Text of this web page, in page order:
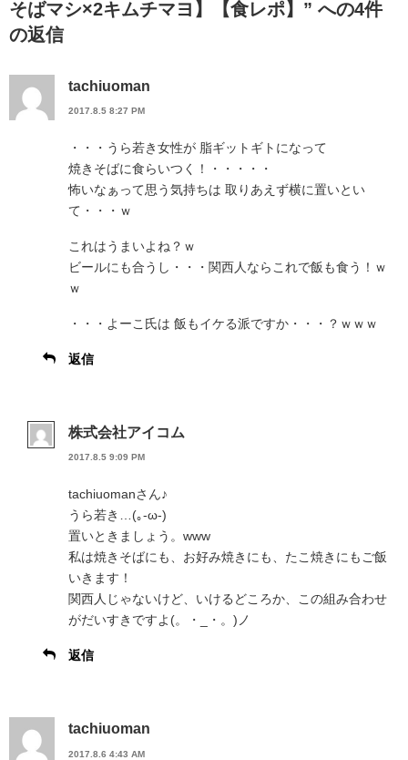
そばマシ×2キムチマヨ】【食レポ】” への4件
の返信
tachiuoman
2017.8.5 8:27 PM
・・・うら若き女性が 脂ギットギトになって
焼きそばに食らいつく！・・・・・
怖いなぁって思う気持ちは 取りあえず横に置いとい
て・・・ｗ
これはうまいよね？ｗ
ビールにも合うし・・・関西人ならこれで飯も食う！ｗ
ｗ
・・・よーこ氏は 飯もイケる派ですか・・・？ｗｗｗ
返信
株式会社アイコム
2017.8.5 9:09 PM
tachiuomanさん♪
うら若き…(｡-ω-)
置いときましょう。www
私は焼きそばにも、お好み焼きにも、たこ焼きにもご飯
いきます！
関西人じゃないけど、いけるどころか、この組み合わせ
がだいすきですよ(。・_・。)ノ
返信
tachiuoman
2017.8.6 4:43 AM